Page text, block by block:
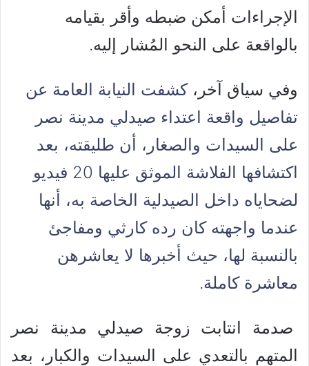
الإجراءات أمكن ضبطه وأقر بقيامه
بالواقعة على النحو المُشار إليه.
وفي سياق آخر،كشفت النيابة العامة عن
تفاصيل واقعة اعتداء صيدلي مدينة نصر
على السيدات والصغار، أن طليقته، بعد
اكتشافها الفلاشة الموثق عليها 20 فيديو
لضحاياه داخل الصيدلية الخاصة به، أنها
عندما واجهته كان رده كارثي ومفاجئ
بالنسبة لها، حيث أخبرها لا يعاشرهن
معاشرة كاملة.
صدمة انتابت زوجة صيدلي مدينة نصر
المتهم بالتعدي على السيدات والكبار، بعد